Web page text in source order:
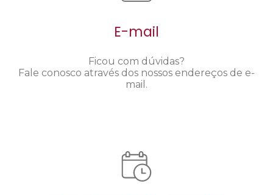
E-mail
Ficou com dúvidas?
Fale conosco através dos nossos endereços de e-
mail.